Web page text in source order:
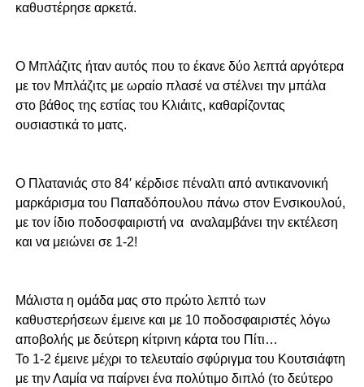
καθυστέρησε αρκετά.
O Μπλάζιτς ήταν αυτός που το έκανε δύο λεπτά αργότερα
με τον Μπλάζιτς με ωραίο πλασέ να στέλνει την μπάλα
στο βάθος της εστίας του Κλιάιτς, καθαρίζοντας
ουσιαστικά το ματς.
Ο Πλατανιάς στο 84′ κέρδισε πέναλτι από αντικανονική
μαρκάρισμα του Παπαδόπουλου πάνω στον Ενσικουλού,
με τον ίδιο ποδοσφαιριστή να αναλαμβάνει την εκτέλεση
και να μειώνει σε 1-2!
Μάλιστα η ομάδα μας στο πρώτο λεπτό των
καθυστερήσεων έμεινε και με 10 ποδοσφαιριστές λόγω
αποβολής με δεύτερη κίτρινη κάρτα του Πίτι…
Το 1-2 έμεινε μέχρι το τελευταίο σφύριγμα του Κουτσιάφτη
με την Λαμία να παίρνει ένα πολύτιμο διπλό (το δεύτερο